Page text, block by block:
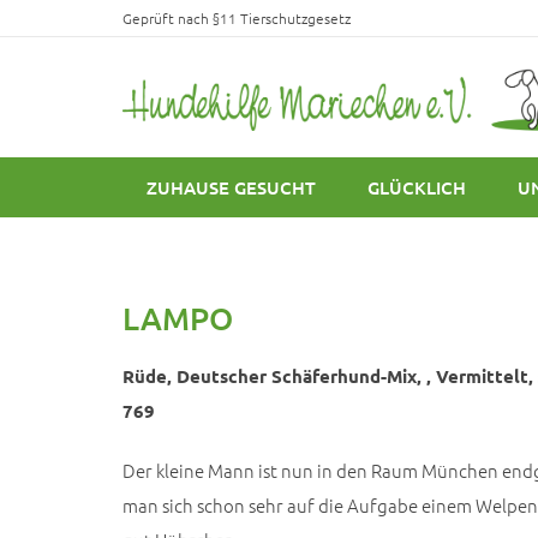
Geprüft nach §11 Tierschutzgesetz
ZUHAUSE GESUCHT GLÜCKLICH
LAMPO
Rüde, Deutscher Schäferhund-Mix, ,
769
Der kleine Mann ist nun in den Raum München
man sich schon sehr auf die Aufgabe einem